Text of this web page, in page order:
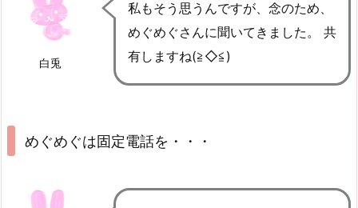
白兎
私もそう思うんですが、念のため、
めぐめぐさんに聞いてきました。 共
有しますね(≧◇≦)
めぐめぐは固定電話を・・・